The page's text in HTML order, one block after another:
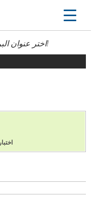
اختر عنوانإلى أسفل إلى النسخة التي تحب!